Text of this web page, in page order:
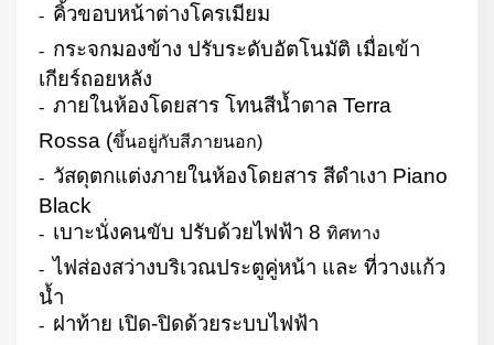
- คิ้วขอบหน้าต่างโครเมียม
- กระจกมองข้าง ปรับระดับอัตโนมัติ เมื่อเข้า
เกียร์ถอยหลัง
- ภายในห้องโดยสาร โทนสีน้ำตาล Terra
Rossa (ขึ้นอยู่กับสีภายนอก)
- วัสดุตกแต่งภายในห้องโดยสาร สีดำเงา Piano
Black
- เบาะนั่งคนขับ ปรับด้วยไฟฟ้า 8 ทิศทาง
- ไฟส่องสว่างบริเวณประตูคู่หน้า และ ที่วางแก้ว
น้ำ
- ฝาท้าย เปิด-ปิดด้วยระบบไฟฟ้า